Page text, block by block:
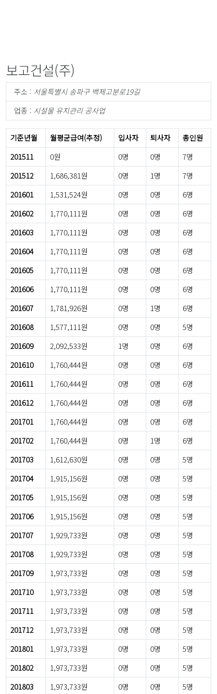
보고건설(주)
주소 : 서울특별시 송파구 백제고분로19길
업종 : 시설물 유지관리 공사업
기준년월 월평균급여(추정) 입사자 퇴사자
총인원
201511
0원 0명 0명
7명
201512
1,686,381원 0명 1명
7명
201601
1,531,524원 0명 0명
6명
201602
1,770,111원 0명 0명
6명
201603
1,770,111원 0명 0명
6명
201604
1,770,111원 0명 0명
6명
201605
1,770,111원 0명 0명
6명
201606
1,770,111원 0명 0명
6명
201607
1,781,926원 0명 1명
6명
201608
1,577,111원 0명 0명
5명
201609
2,092,533원 1명 0명
6명
201610
1,760,444원 0명 0명
6명
201611
1,760,444원 0명 0명
6명
201612
1,760,444원 0명 0명
6명
201701
1,760,444원 0명 0명
6명
201702
1,760,444원 0명 1명
6명
201703
1,612,630원 0명 0명
5명
201704
1,915,156원 0명 0명
5명
201705
1,915,156원 0명 0명
5명
201706
1,915,156원 0명 0명
5명
201707
1,929,733원 0명 0명
5명
201708
1,929,733원 0명 0명
5명
201709
1,973,733원 0명 0명
5명
201710
1,973,733원 0명 0명
5명
201711
1,973,733원 0명 0명
5명
201712
1,973,733원 0명 0명
5명
201801
1,973,733원 0명 0명
5명
201802
1,973,733원 0명 0명
5명
201803
1,973,733원 0명 0명
5명